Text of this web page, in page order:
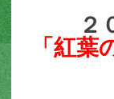
２
「紅